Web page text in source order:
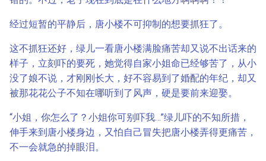
经过短暂的平静后，唐小楼不可抑制的想要抓狂了。
这不抓狂还好，绿儿一看唐小楼满脸痛苦却又说不出话来的
样子，立刻吓的要死，她觉得自家小姐命已经够苦了，从小
没了娘不说，才刚刚长大，好不容易到了婚配的年纪，却又
被那花花公子不知在哪听到了风声，硬是要前来迎娶。
“小姐，你怎么了？小姐你可别吓我…”绿儿吓的不知所措，
伸手来到唐小楼身边，又怕自己冒失把唐小楼弄得更痛苦，
不一会就急的掉眼泪。